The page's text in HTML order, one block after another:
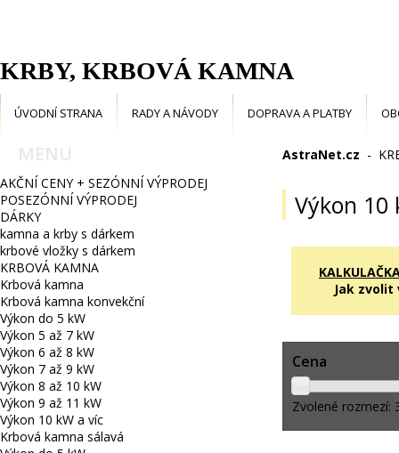
KRBY, KRBOVÁ KAMNA
ÚVODNÍ STRANA RADY A NÁVODY DOPRAVA A PLATBY
AKČNÍ CENY + SEZÓNNÍ VÝPRODEJ
POSEZÓNNÍ VÝPRODEJ
DÁRKY
kamna a krby s dárkem
krbové vložky s dárkem
KRBOVÁ KAMNA
Krbová kamna
Krbová kamna konvekční
Výkon do 5 kW
Výkon 5 až 7 kW
Výkon 6 až 8 kW
Výkon 7 až 9 kW
Výkon 8 až 10 kW
Výkon 9 až 11 kW
Výkon 10 kW a víc
Krbová kamna sálavá
AstraNet.cz -
Výkon 10
Jak zvolit
Cena
Zvolené rozmezí: